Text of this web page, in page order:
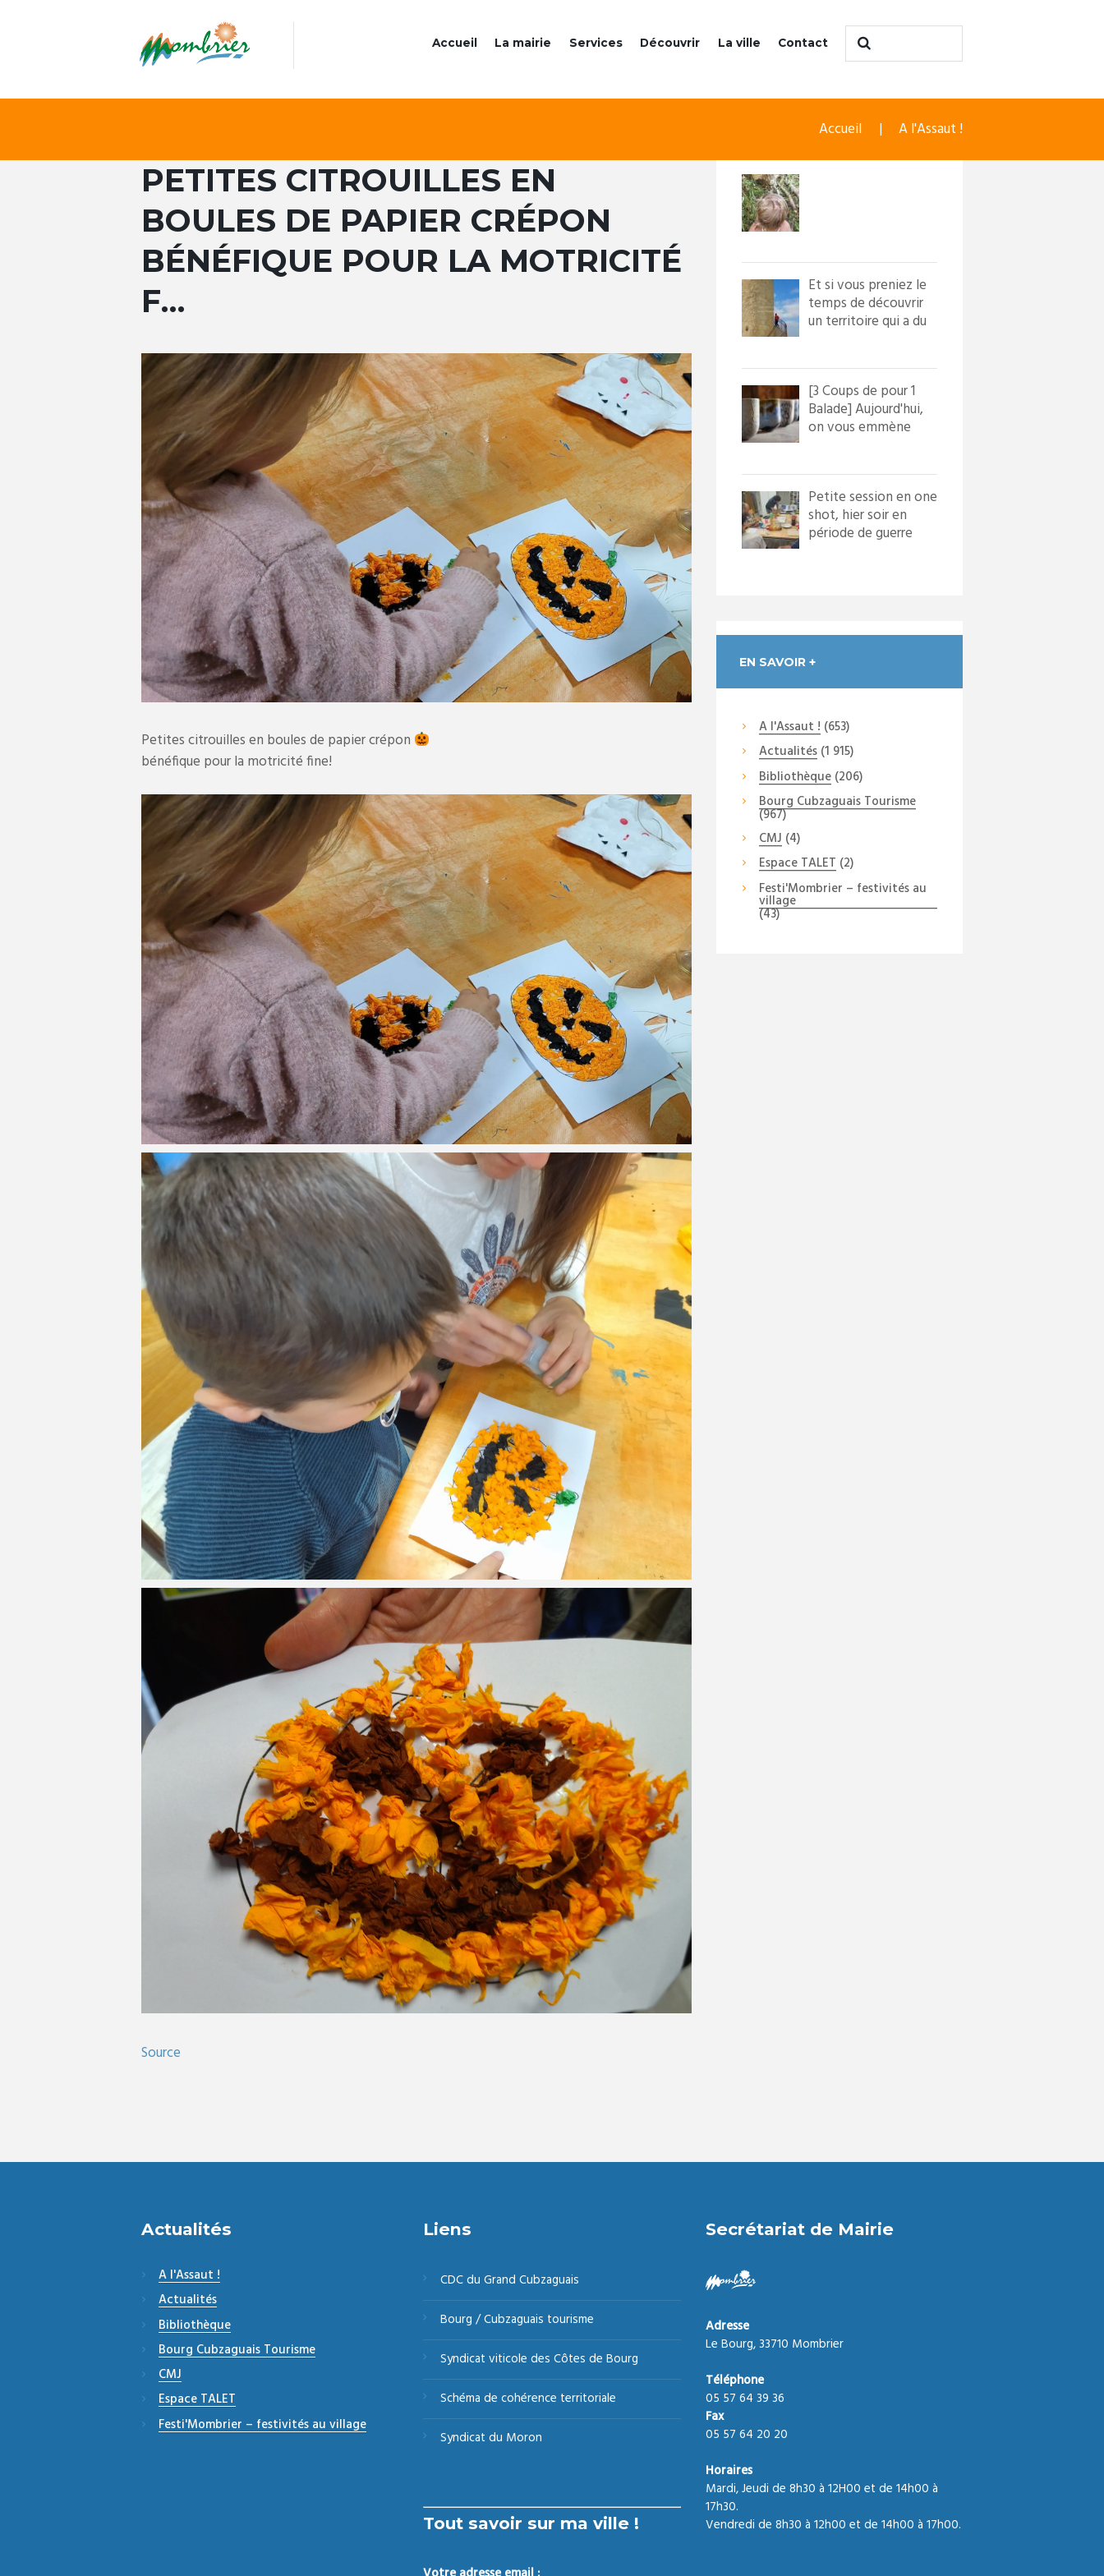
Accueil La mairie Services Découvrir La ville Contact
Accueil A l'Assaut !
PETITES CITROUILLES EN
BOULES DE PAPIER CRÉPON
BÉNÉFIQUE POUR LA MOTRICITÉ
F…
Petites citrouilles en boules de papier crépon
bénéfique pour la motricité fine!
Source
Et si vous preniez le
temps de découvrir
un territoire qui a du
[3 Coups de pour 1
Balade] Aujourd'hui,
on vous emmène
Petite session en one
shot, hier soir en
période de guerre
EN SAVOIR +
A l'Assaut ! (653)
Actualités(1 915)
Bibliothèque(206)
Bourg Cubzaguais Tourisme
(967)
CMJ (4)
Espace TALET (2)
Festi'Mombrier – festivités au
village
(43)
Actualités
A l'Assaut !
Actualités
Bibliothèque
Bourg Cubzaguais Tourisme
CMJ
Espace TALET
Festi'Mombrier – festivités au village
Liens
CDC du Grand Cubzaguais
Bourg / Cubzaguais tourisme
Syndicat viticole des Côtes de Bourg
Schéma de cohérence territoriale
Syndicat du Moron
Tout savoir sur ma ville !
Secrétariat de Mairie
Adresse
Le Bourg, 33710 Mombrier
Téléphone
05 57 64 39 36
Fax
05 57 64 20 20
Horaires
Mardi, Jeudi de 8h30 à 12H00 et de 14h00 à
17h30.
Vendredi de 8h30 à 12h00 et de 14h00 à 17h00.